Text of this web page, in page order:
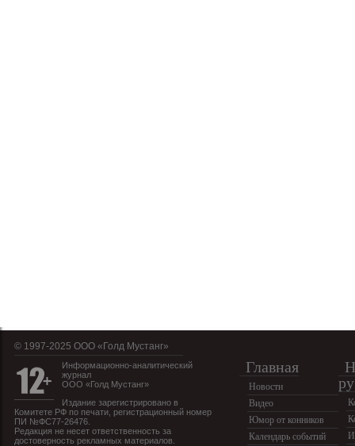
© 1997-2025 OOO «Голд Мустанг»
Информационно-аналитический
журнал
ООО «Голд Мустанг»
Издание зарегистрировано в
Комитете РФ по печати, регистрационный номер
ПИ №ФС77-26476.
Редакция не несет ответственность за
достоверность рекламных материалов.
Главная
Новости
Видео
Юмор от конников
Календарь событий